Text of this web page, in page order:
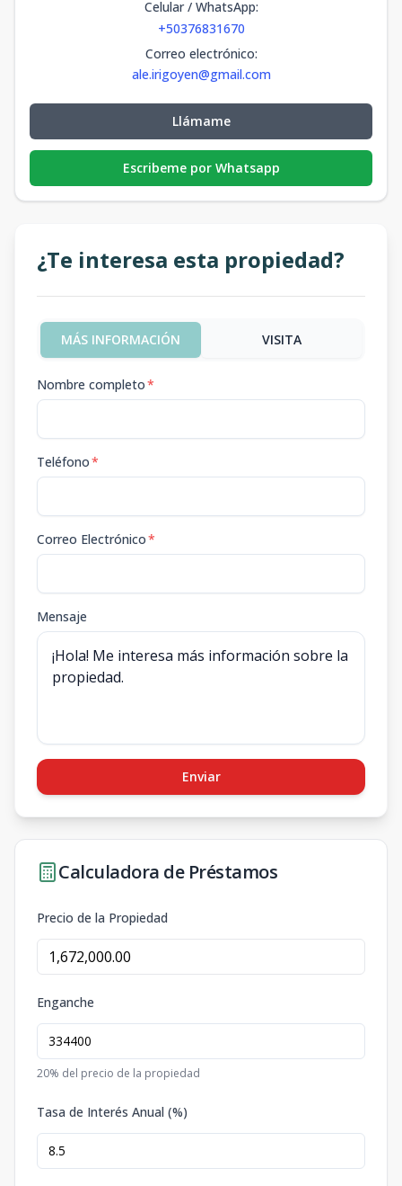
Celular / WhatsApp:
+50376831670
Correo electrónico:
ale.irigoyen@gmail.com
Llámame
Escribeme por Whatsapp
¿Te interesa esta propiedad?
MÁS INFORMACIÓN VISITA
Nombre completo*
Teléfono*
Correo Electrónico*
Mensaje
Enviar
Calculadora de Préstamos
Precio de la Propiedad
Enganche
20% del precio de la propiedad
Tasa de Interés Anual (%)